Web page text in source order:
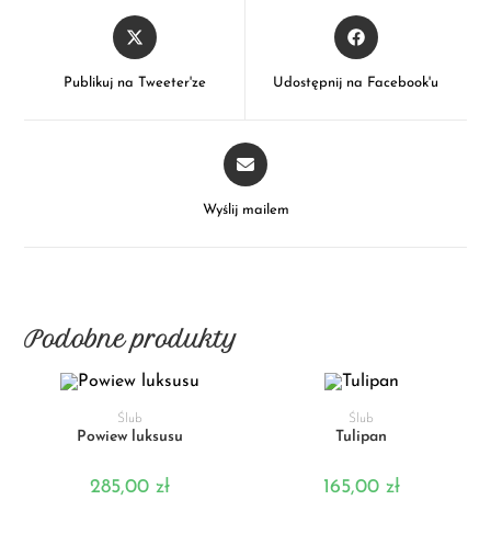
Publikuj na Tweeter'ze Udostępnij na Facebook'u
Wyślij mailem
Podobne produkty
DODAJ DO KOSZYKA
Ślub
Powiew luksusu
285,00 zł
DODAJ DO KOSZYKA
Ślub
Tulipan
165,00 zł